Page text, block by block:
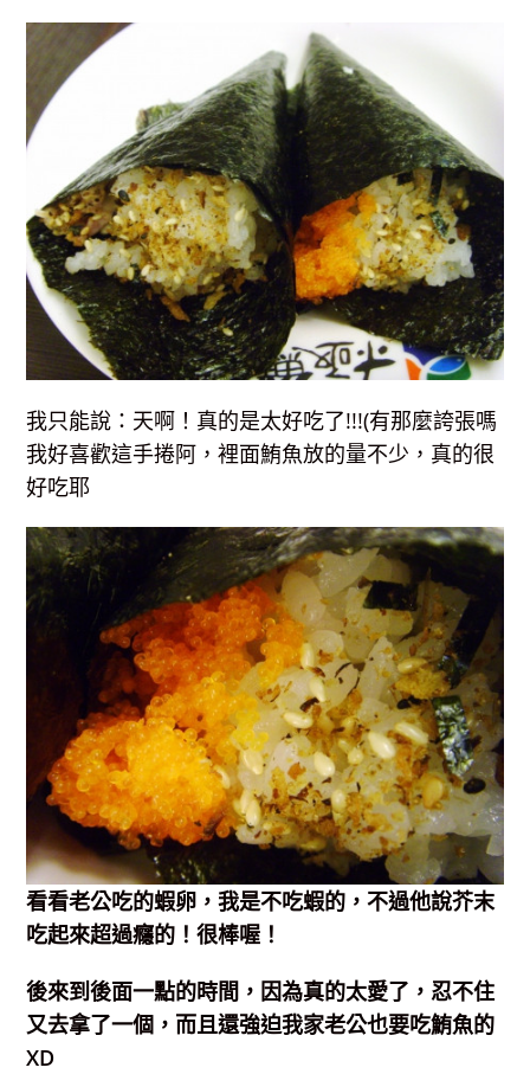
我只能說：天啊！真的是太好吃了!!!(有那麼誇張嗎
我好喜歡這手捲阿，裡面鮪魚放的量不少，真的很
好吃耶
看看老公吃的蝦卵，我是不吃蝦的，不過他說芥末
吃起來超過癮的！很棒喔！
後來到後面一點的時間，因為真的太愛了，忍不住
又去拿了一個，而且還強迫我家老公也要吃鮪魚的
XD